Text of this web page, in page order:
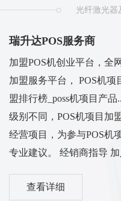
光纤激光器
瑞升达POS服务商
加盟POS机创业平台，全
加盟服务平台， POS机项
盟排行榜_poss机项目产
级别不同，POS机项目加
经营项目，为参与POS机
专业建议。 经销商指导
盟店在全国范围内低费率
查看详细